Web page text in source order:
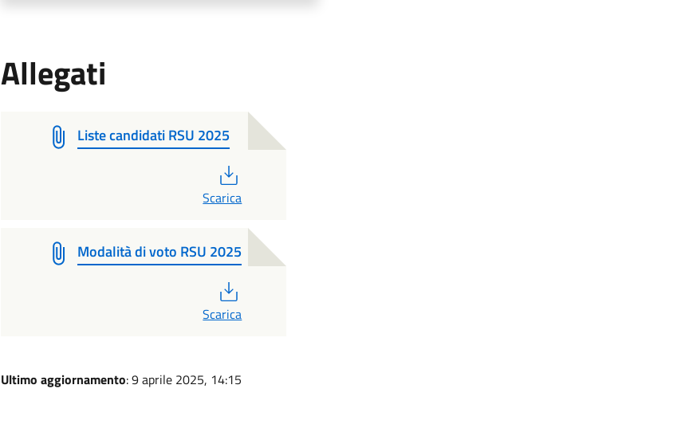
Allegati
Liste candidati RSU 2025
Scarica
Modalità di voto RSU 2025
Scarica
Ultimo aggiornamento: 9 aprile 2025, 14:15